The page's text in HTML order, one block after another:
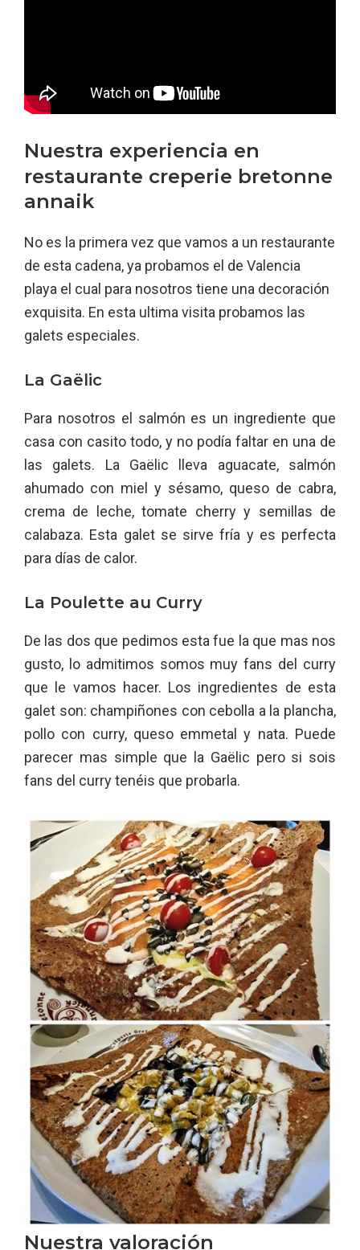
Nuestra experiencia en
restaurante creperie bretonne
annaik
No es la primera vez que vamos a un restaurante
de esta cadena, ya probamos el de Valencia
playa el cual para nosotros tiene una decoración
exquisita. En esta ultima visita probamos las
galets especiales.
La Gaëlic
Para nosotros el salmón es un ingrediente que
casa con casito todo, y no podía faltar en una de
las galets. La Gaëlic lleva aguacate, salmón
ahumado con miel y sésamo, queso de cabra,
crema de leche, tomate cherry y semillas de
calabaza. Esta galet se sirve fría y es perfecta
para días de calor.
La Poulette au Curry
De las dos que pedimos esta fue la que mas nos
gusto, lo admitimos somos muy fans del curry
que le vamos hacer. Los ingredientes de esta
galet son: champiñones con cebolla a la plancha,
pollo con curry, queso emmetal y nata. Puede
parecer mas simple que la Gaëlic pero si sois
fans del curry tenéis que probarla.
Nuestra valoración